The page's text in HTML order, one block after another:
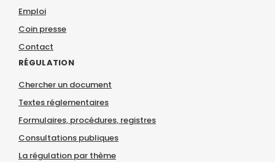
Emploi
Coin presse
Contact
RÉGULATION
Chercher un document
Textes réglementaires
Formulaires, procédures, registres
Consultations publiques
La régulation par thème